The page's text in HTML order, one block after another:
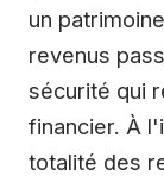
un
revenus
sécurité qui
financier. À
totalité des